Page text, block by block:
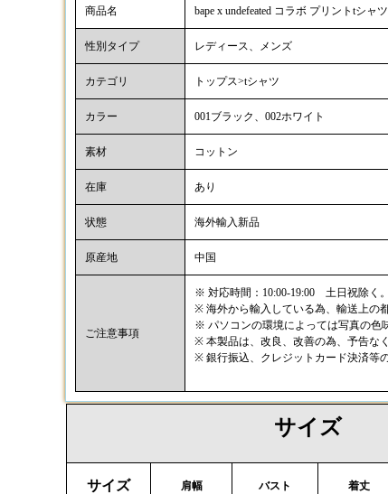
商品名 bape x undefeated コラボ プリントtシ
性別タイプ レディース、メンズ
カテゴリ トップス>tシャツ
カラー 001ブラック、002ホワイト
素材 コットン
在庫 あり
状態 海外輸入新品
原産地 中国
ご注意事項
※ 対応時間：10:00-19:00 土日祝除く。
※ 海外から輸入している為、輸送上の
※ パソコンの環境によっては写真の色
※ 本製品は、改良、改善の為、予告な
※ 銀行振込、クレジットカード決済等
サイズ
サイズ 肩幅 バスト 着丈